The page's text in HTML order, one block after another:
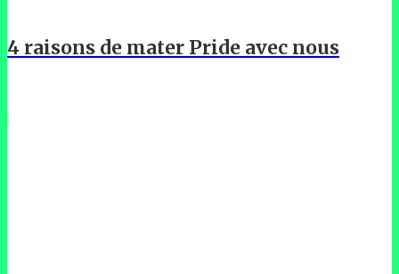
4 raisons de mater Pride avec nous